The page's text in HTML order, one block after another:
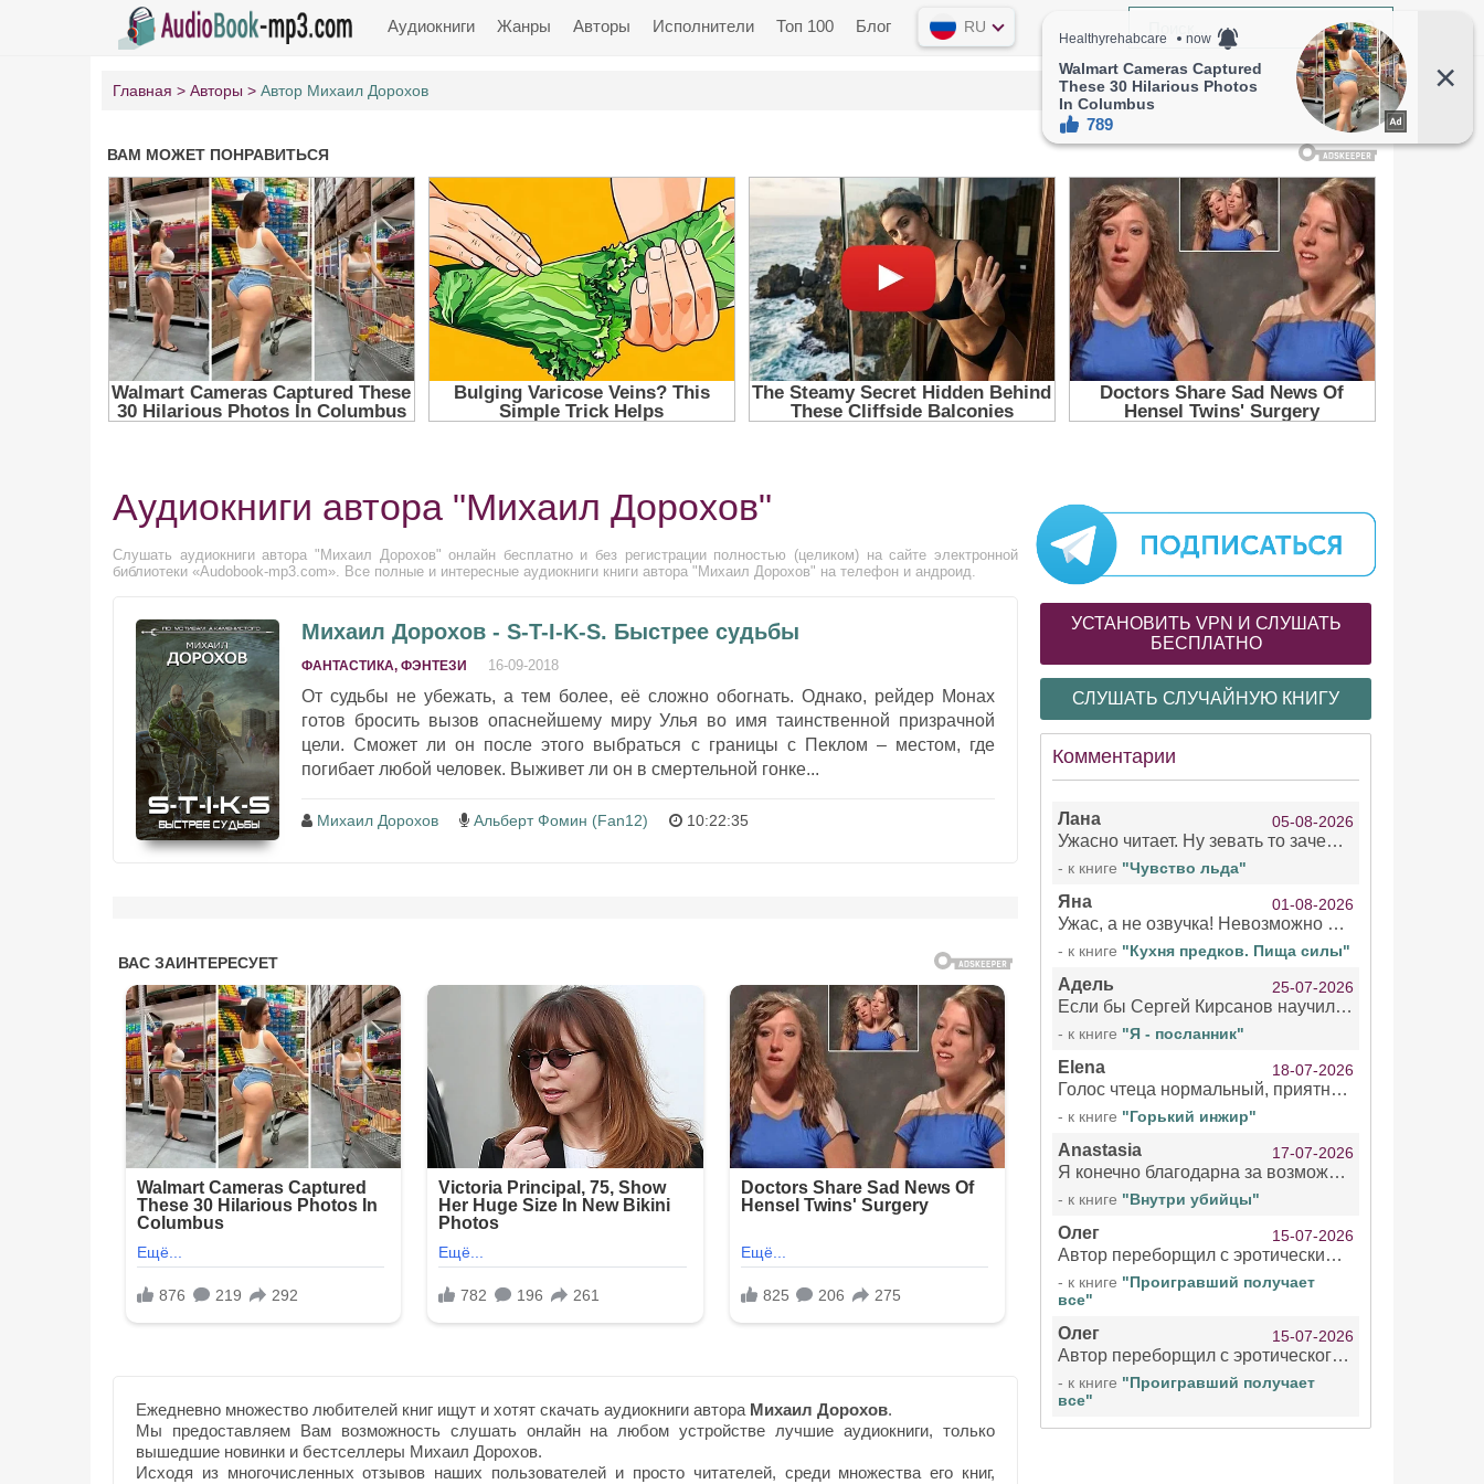
Аудиокниги Жанры Авторы Исполнители Топ 100 Блог RU
Главная Авторы Автор Михаил Дорохов
Аудиокниги автора "Михаил Дорохов"
Слушать аудиокниги автора "Михаил Дорохов" онлайн бесплатно и без регистрации полностью (целиком) на сайте электронной
библиотеки «Audobook-mp3.com». Все полные и интересные аудиокниги книги автора "Михаил Дорохов" на телефон и андроид.
Михаил Дорохов - S-T-I-K-S. Быстрее судьбы
ФАНТАСТИКА, ФЭНТЕЗИ 16-09-2018
От судьбы не убежать, а тем более, её сложно обогнать. Однако, рейдер Монах
готов бросить вызов опаснейшему миру Улья во имя таинственной призрачной
цели. Сможет ли он после этого выбраться с границы с Пеклом – местом, где
погибает любой человек. Выживет ли он в смертельной гонке...
Михаил Дорохов Альберт Фомин (Fan12) 10:22:35
Ежедневно множество любителей книг ищут и хотят скачать аудиокниги автора Михаил Дорохов.
Мы предоставляем Вам возможность слушать онлайн на любом устройстве лучшие аудиокниги, только
вышедшие новинки и бестселлеры Михаил Дорохов.
Исходя из многочисленных отзывов наших пользователей и просто читателей, среди множества его книг,
УСТАНОВИТЬ VPN И СЛУШАТЬ
БЕСПЛАТНО
СЛУШАТЬ СЛУЧАЙНУЮ КНИГУ
Комментарии
Лана 05-08-2026
Ужасно читает. Ну зевать то зачем. Уже не говорю, что ударения ставит, как хочет.
- к книге "Чувство льда"
Яна 01-08-2026
Ужас, а не озвучка! Невозможно вникать в смысл текста из за кривляний чтеца
- к книге "Кухня предков. Пища силы"
Адель 25-07-2026
Если бы Сергей Кирсанов научился не сглатывать каждые 1-2 минуты слюну, так что слышно в микрофоне и, что вызывает отвращение, то мелжно было бы слушать.
- к книге "Я - посланник"
Elena 18-07-2026
Голос чтеца нормальный, приятный тембр. Мне очень понравилось озвучивание рассказа. Очень странный отзыв Надежды. Может у неё что-то с нервами?
- к книге "Горький инжир"
Anastasia 17-07-2026
Я конечно благодарна за возможность бесплатно слушать книги даже новинки , но чтение этой книги просто ужасно
- к книге "Внутри убийцы"
Олег 15-07-2026
Автор переборщил с эротическими сценами. Похоже, с этим у него проблемы.
- к книге "Проигравший получает
все"
Олег 15-07-2026
Автор переборщил с эротического сценами. Похоже, с этим у него проблемы.
- к книге "Проигравший получает
все"